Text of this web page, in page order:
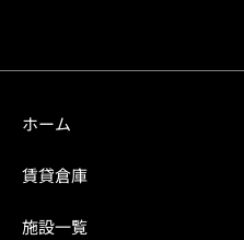
ホーム
賃貸倉庫
施設一覧